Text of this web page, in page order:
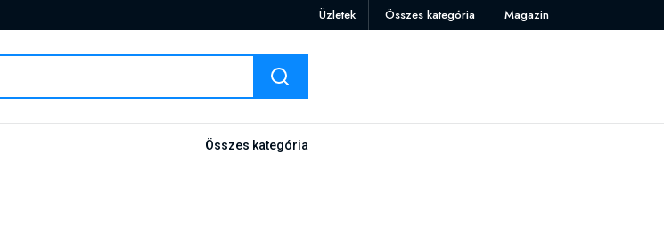
Üzletek Összes kategória Magazin
Összes kategória